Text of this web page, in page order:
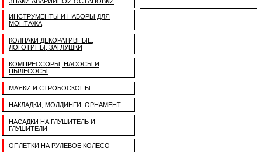
ИНСТРУМЕНТЫ И НАБОРЫ ДЛЯ
МОНТАЖА
КОЛПАКИ ДЕКОРАТИВНЫЕ,
ЛОГОТИПЫ, ЗАГЛУШКИ
КОМПРЕССОРЫ, НАСОСЫ И
ПЫЛЕСОСЫ
МАЯКИ И СТРОБОСКОПЫ
НАКЛАДКИ, МОЛДИНГИ, ОРНАМЕНТ
НАСАДКИ НА ГЛУШИТЕЛЬ И
ГЛУШИТЕЛИ
ОПЛЕТКИ НА РУЛЕВОЕ КОЛЕСО